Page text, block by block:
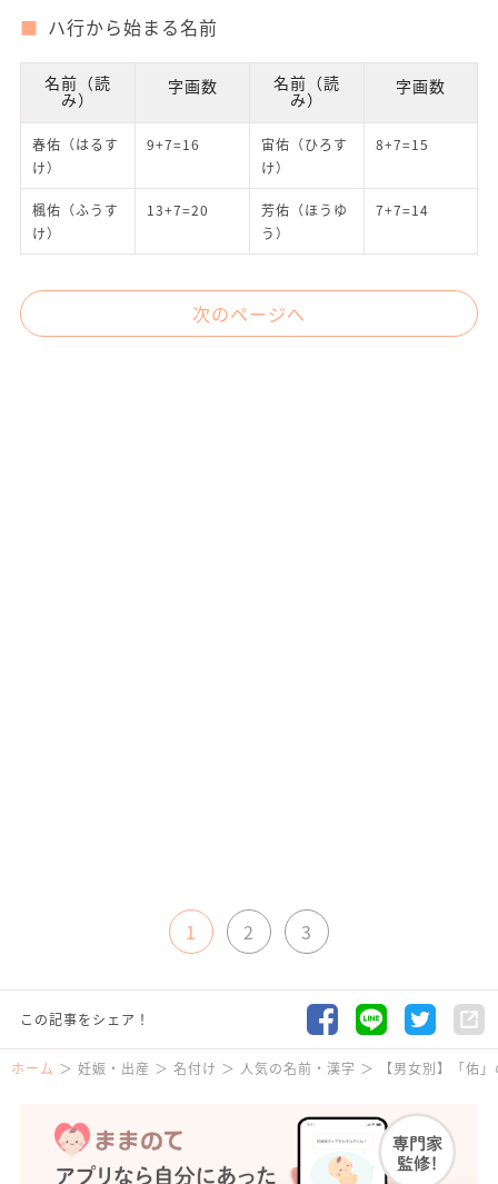
ハ行から始まる名前
名前（読
み）
字画数 名前（読
み）
字画数
春佑（はるす
け）
9+7=16
宙佑（ひろす
け）
8+7=15
楓佑（ふうす
け）
13+7=20
芳佑（ほうゆ
う）
7+7=14
次のページへ
1 2 3
この記事をシェア！
ホーム 妊娠・出産 名付け 人気の名前・漢字 【男女別】「佑